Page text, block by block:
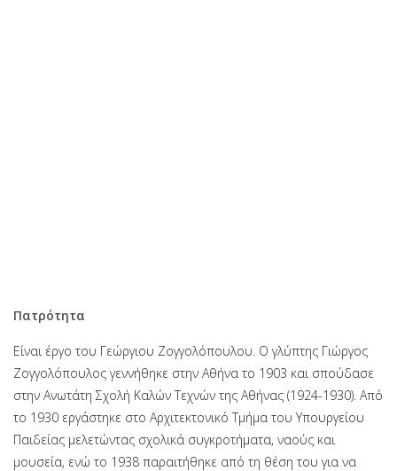
Πατρότητα
Είναι έργο του Γεώργιου Ζογγολόπουλου. Ο γλύπτης Γιώργος
Ζογγολόπουλος γεννήθηκε στην Αθήνα το 1903 και σπούδασε
στην Ανωτάτη Σχολή Καλών Τεχνών της Αθήνας (1924-1930). Από
το 1930 εργάστηκε στο Αρχιτεκτονικό Τμήμα του Υπουργείου
Παιδείας μελετώντας σχολικά συγκροτήματα, ναούς και
μουσεία, ενώ το 1938 παραιτήθηκε από τη θέση του για να